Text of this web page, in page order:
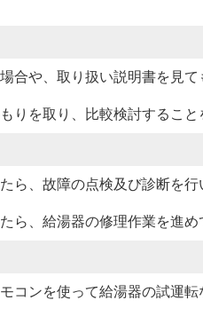
合や、取り扱い説明書を見
りを取り、比較検討すること
ら、故障の点検及び診断を行
ら、給湯器の修理作業を進め
コンを使って給湯器の試運転